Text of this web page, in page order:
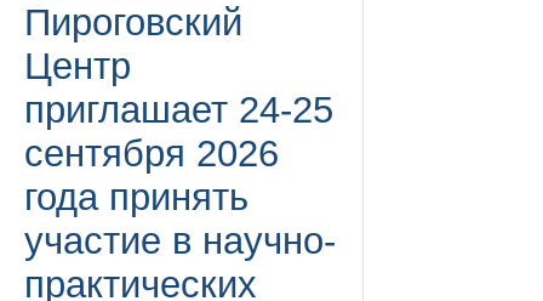
Пироговский
Центр
приглашает 24-25
сентября 2026
года принять
участие в научно-
практических